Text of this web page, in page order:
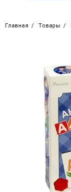
Главная Товары